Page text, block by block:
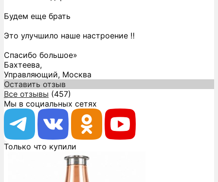
Будем еще брать
Это улучшило наше настроение ‼️
Спасибо большое»
Бахтеева,
Управляющий, Москва
Оставить отзыв
Все отзывы (457)
Мы в социальных сетях
Только что купили